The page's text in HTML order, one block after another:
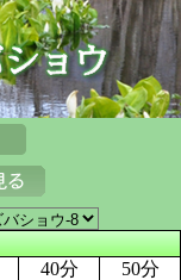
40分
50分